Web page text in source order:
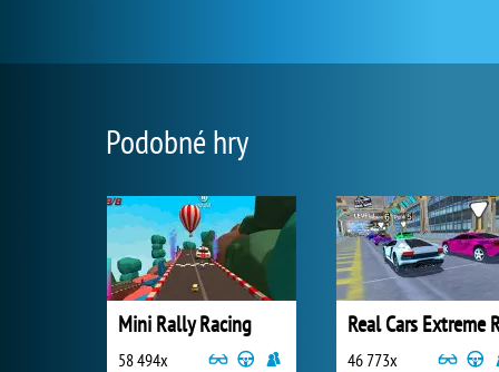
Podobné hry
Mini Rally Racing
58 494x 46 773x